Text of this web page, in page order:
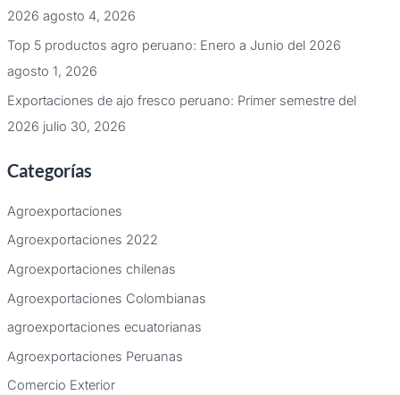
2026 agosto 4, 2026
Top 5 productos agro peruano: Enero a Junio del 2026
agosto 1, 2026
Exportaciones de ajo fresco peruano: Primer semestre del
2026 julio 30, 2026
Categorías
Agroexportaciones
Agroexportaciones 2022
Agroexportaciones chilenas
Agroexportaciones Colombianas
agroexportaciones ecuatorianas
Agroexportaciones Peruanas
Comercio Exterior